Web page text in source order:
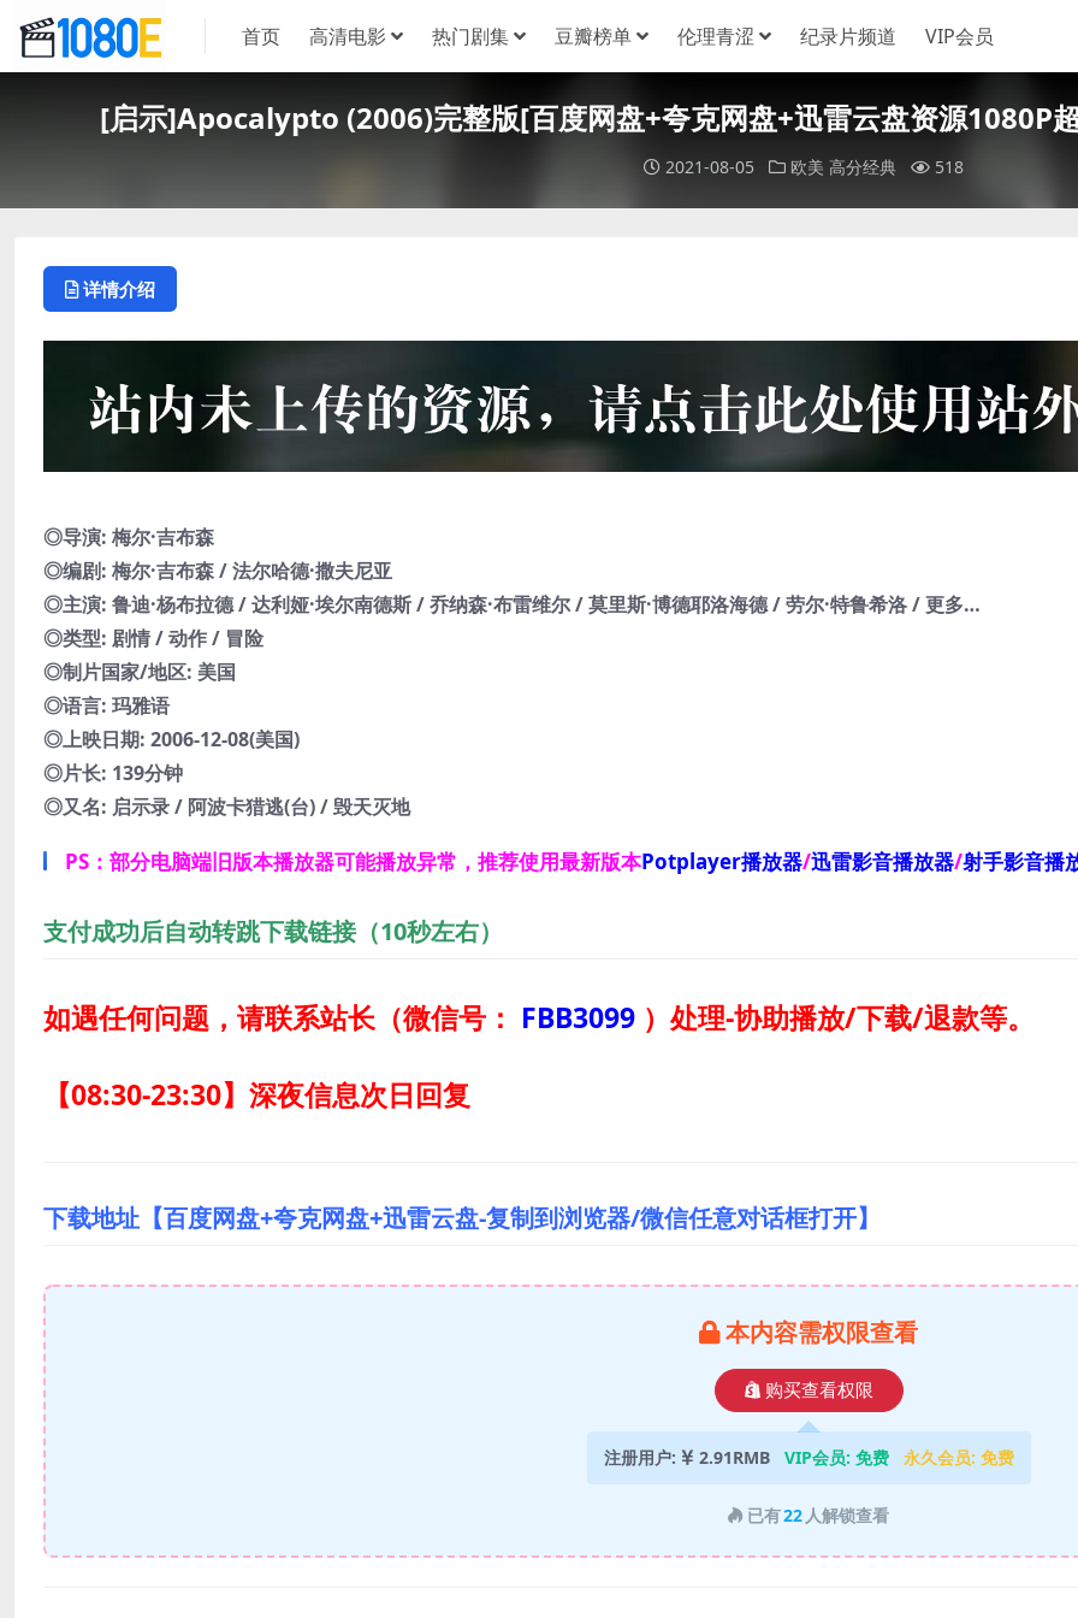
首页 高清电影 热门剧集 豆瓣榜单 伦理青涩 纪录片频道 VIP会员
[启示]Apocalypto (2006)完整版[百度网盘+夸克网盘+迅雷云盘资源1080P
2021-08-05 欧美 高分经典 518
详情介绍
◎导演: 梅尔·吉布森
◎编剧: 梅尔·吉布森 / 法尔哈德·撒夫尼亚
◎主演: 鲁迪·杨布拉德 / 达利娅·埃尔南德斯 / 乔纳森·布雷维尔 / 莫里斯·博德耶洛海德 / 劳尔·特鲁希洛 / 更多…
◎类型: 剧情 / 动作 / 冒险
◎制片国家/地区: 美国
◎语言: 玛雅语
◎上映日期: 2006-12-08(美国)
◎片长: 139分钟
◎又名: 启示录 / 阿波卡猎逃(台) / 毁天灭地
PS：部分电脑端旧版本播放器可能播放异常，推荐使用最新版本Potplayer播放器/迅雷影音播放器/射手影音播
支付成功后自动转跳下载链接（10秒左右）
如遇任何问题，请联系站长（微信号： FBB3099 ） 处理-协助播放/下载/退款等。
【08:30-23:30】深夜信息次日回复
下载地址【百度网盘+夸克网盘+迅雷云盘-复制到浏览器/微信任意对话框打开】
本内容需权限查看
购买查看权限
注册用户: 2.91RMB VIP会员: 免费 永久会员: 免费
已有22 人解锁查看